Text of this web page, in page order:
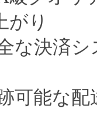
がり
な決済
可能な